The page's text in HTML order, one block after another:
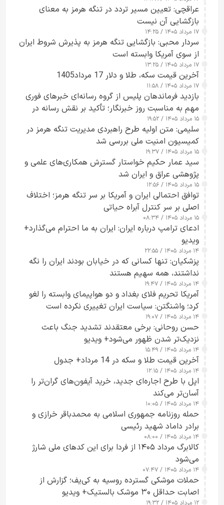
عراقچی: تعیین مسیر تردد در تنگه هرمز به معنای
بازگشایی آن نیست
۱۷ مرداد ۱۴۰۵ / ۱۴:۲۵
سردار محبی: بازگشایی تنگه هرمز به پذیرش شروط ایران
از سوی آمریکا وابسته است
۱۷ مرداد ۱۴۰۵ / ۱۳:۲۵
آخرین قیمت سکه، طلا و دلار 17 مرداد1405
۱۷ مرداد ۱۴۰۵ / ۱۱:۵۸
بازدید فرماندهان پلیس از گروه رسانه‌ای خبرهای فوری
مهم به مناسبت روز خبرنگار؛ تأکید بر نقش رسانه در
تقویت امنیت و اعتماد عمومی
۱۵ مرداد ۱۴۰۵ / ۱۹:۵۲
سلیمی: متن اولیه طرح راهبردی مدیریت تنگه هرمز در
کمیسیون امنیت ملی بررسی شد
۱۵ مرداد ۱۴۰۵ / ۱۹:۳۷
سید عمار حکیم خواستار گسترش همکاری‌های علمی و
پژوهشی عراق و ایران شد
۱۵ مرداد ۱۴۰۵ / ۱۲:۵۶
توافق احتمالی ایران و آمریکا بر سر تنگه هرمز؛ اختلاف
اصلی بر سر کنترل آبراه حیاتی
۱۵ مرداد ۱۴۰۵ / ۰۸:۳۴
ادعای ترامپ درباره ایران: ایران به ما احترام می‌گذارد+
ویدیو
۱۴ مرداد ۱۴۰۵ / ۲۲:۵۵
پزشکیان: تنها کسانی که در خیابان بودند ایران را نگه
نداشتند، همه سهیم هستند
۱۴ مرداد ۱۴۰۵ / ۱۹:۴۷
آمریکا تحریم فلای بغداد و دو هواپیمای وابسته را لغو
کرد؛ واشنگتن: سیاست ایران تغییری نکرده است
۱۴ مرداد ۱۴۰۵ / ۱۹:۰۷
حسن روحانی: برخی معتقدند تشدید جنگ باعث
نزدیک‌تر شدن ظهور می‌شود+ ویدیو
۱۴ مرداد ۱۴۰۵ / ۱۵:۴۹
آخرین قیمت طلا و سکه در 14 مرداد+ جدول
۱۴ مرداد ۱۴۰۵ / ۱۲:۱۵
اپل با طرح اجاره‌ای جدید، خرید آیفون‌های گران‌تر را
آسان‌تر می‌کند
۱۴ مرداد ۱۴۰۵ / ۱۰:۰۵
حمله روزنامه جمهوری اسلامی به محمدباقر خرازی و
برادر داماد شهید رئیسی
۱۴ مرداد ۱۴۰۵ / ۰۸:۰۰
کالابرگ مرداد ۱۴۰۵ از فردا برای این کدهای ملی شارژ
می‌شود
۱۴ مرداد ۱۴۰۵ / ۰۷:۴۷
حملات موشکی گسترده روسیه به کی‌یف؛ گزارش از
اصابت حداقل ۳۰ موشک بالستیک+ ویدیو
۱۲ مرداد ۱۴۰۵ / ۱۹:۳۲